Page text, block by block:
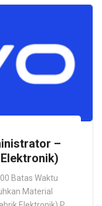
international,
–
Batas Waktu
Material